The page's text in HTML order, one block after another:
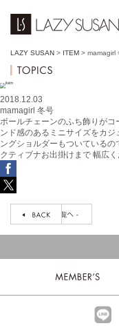
LAZY SUSAN > ITEM > mamagirl
2018.12.03
mamagirl 冬号
ボールチェーンのふち飾りが
ンド感のあるミニサイズをカ
ングショルダーもついている
クティブナお出掛けまで 幅広く